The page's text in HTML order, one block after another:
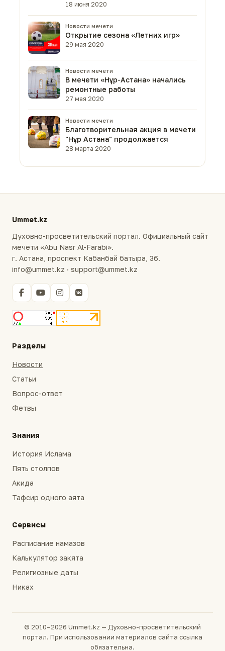
18 июня 2020
Новости мечети
Открытие сезона «Летних игр»
29 мая 2020
Новости мечети
В мечети «Нұр-Астана» начались
ремонтные работы
27 мая 2020
Новости мечети
Благотворительная акция в мечети
"Нұр Астана" продолжается
28 марта 2020
Ummet.kz
Духовно-просветительский портал. Официальный сайт
мечети «Abu Nasr Al-Farabi».
г. Астана, проспект Кабанбай батыра, 36.
info@ummet.kz · support@ummet.kz
Разделы
Новости
Статьи
Вопрос-ответ
Фетвы
Знания
История Ислама
Пять столпов
Акида
Тафсир одного аята
Сервисы
Расписание намазов
Калькулятор закята
Религиозные даты
Никах
© 2010–2026 Ummet.kz — Духовно-просветительский
портал. При использовании материалов сайта ссылка
обязательна.